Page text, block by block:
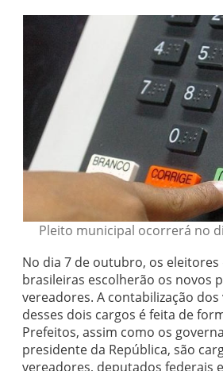
Pleito municipal ocorrerá no
No dia 7 de outubro, os eleitores
brasileiras escolherão os novos
vereadores. A contabilização
desses dois cargos é feita de
Prefeitos, assim como os
presidente da República, são
vereadores, deputados federais